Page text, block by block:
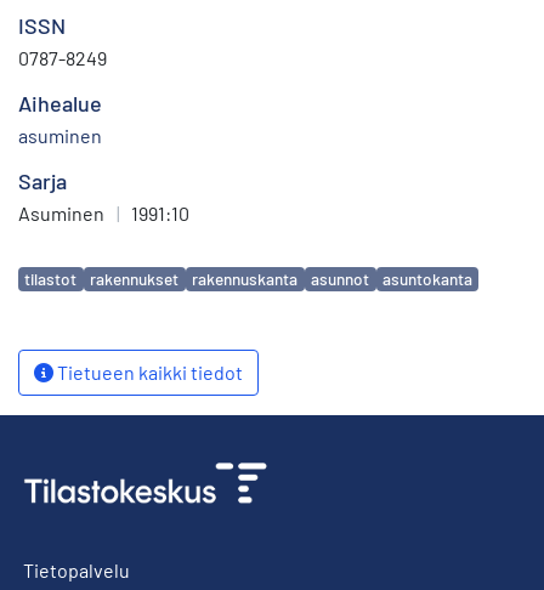
ISSN
0787-8249
Aihealue
asuminen
Sarja
Asuminen | 1991:10
Avainsanat
tilastot rakennukset rakennuskanta asunnot asuntokanta
Tietueen kaikki tiedot
Tietopalvelu